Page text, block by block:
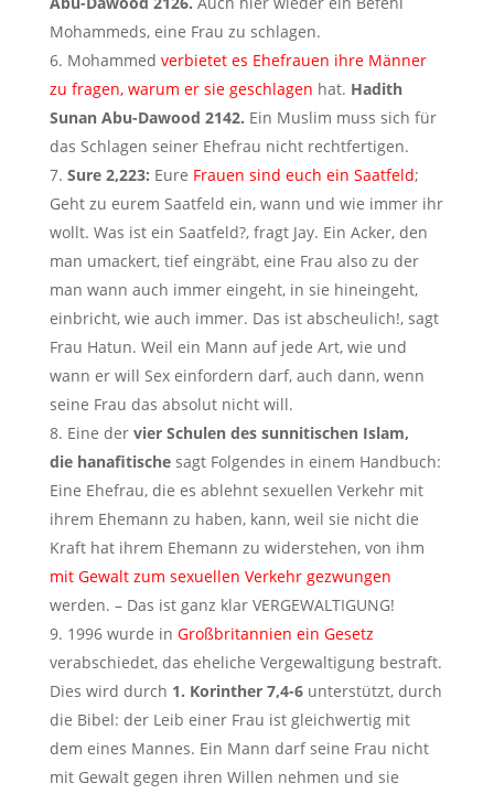
Mohammeds, eine Frau zu schlagen.
Mohammed verbietet es Ehefrauen ihre Männer
zu fragen, warum er sie geschlagen hat. Hadith
Sunan Abu-Dawood 2142. Ein Muslim muss sich für
das Schlagen seiner Ehefrau nicht rechtfertigen.
Sure 2,223: Eure Frauen sind euch ein Saatfeld;
Geht zu eurem Saatfeld ein, wann und wie immer ihr
wollt. Was ist ein Saatfeld?, fragt Jay. Ein Acker, den
man umackert, tief eingräbt, eine Frau also zu der
man wann auch immer eingeht, in sie hineingeht,
einbricht, wie auch immer. Das ist abscheulich!, sagt
Frau Hatun. Weil ein Mann auf jede Art, wie und
wann er will Sex einfordern darf, auch dann, wenn
seine Frau das absolut nicht will.
Eine der vier Schulen des sunnitischen Islam,
die hanafitischesagt Folgendes in einem Handbuch:
Eine Ehefrau, die es ablehnt sexuellen Verkehr mit
ihrem Ehemann zu haben, kann, weil sie nicht die
Kraft hat ihrem Ehemann zu widerstehen, von ihm
mit Gewalt zum sexuellen Verkehr gezwungen
werden. – Das ist ganz klar VERGEWALTIGUNG!
1996 wurde in Großbritannien ein Gesetz
verabschiedet, das eheliche Vergewaltigung bestraft.
Dies wird durch 1. Korinther 7,4-6unterstützt, durch
die Bibel: der Leib einer Frau ist gleichwertig mit
dem eines Mannes. Ein Mann darf seine Frau nicht
mit Gewalt gegen ihren Willen nehmen und sie